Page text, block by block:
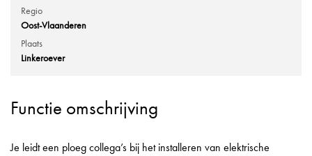
Regio
Oost-Vlaanderen
Plaats
Linkeroever
Functie omschrijving
Je leidt een ploeg collega’s bij het installeren van elektrische